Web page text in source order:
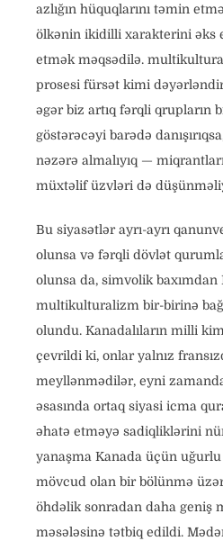
azlığın hüquqlarını təmin
ölkənin ikidilli xarakterini əks
etmək məqsədilə.
prosesi fürsət kimi
əgər biz artıq fərqli qrupların
göstərəcəyi barədə
nəzərə almalıyıq —
müxtəlif üzvləri də
Bu siyasətlər ayrı-ayrı
olunsa və fərqli dövlət
olunsa da, simvolik
multikulturalizm bir-birinə
olundu. Kanadalıların milli
çevrildi ki, onlar yalnız
meyllənmədilər, eyni
əsasında ortaq siyasi icma
əhatə etməyə sadiqliklərini
yanaşma Kanada üçün
mövcud olan bir bölünmə
öhdəlik sonradan daha geniş
məsələsinə tətbiq edildi.